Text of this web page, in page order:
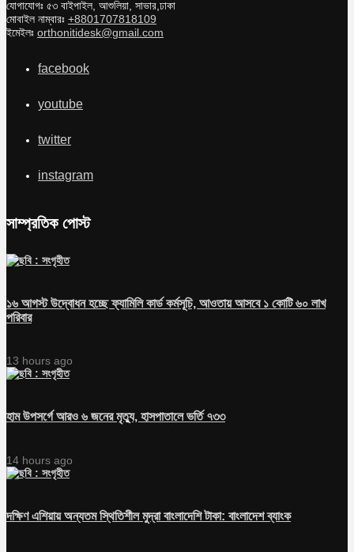
যোগাযোগঃ ৫৩ বাইপাইল, আশুলিয়া, সাভার,ঢাকা
মোবাইল নাম্বারঃ +8801707818109
ইমেইলঃ orthonitidesk@gmail.com
facebook
youtube
twitter
instagram
সাম্প্রতিক পোস্ট
১৬ আগস্ট উদ্বোধন হচ্ছে ফ্যামিলি কার্ড কর্মসূচি, আওতায় আসবে ১ কোটি ৬০ লাখ
পরিবার
13 hours ago
হাম উপসর্গে আরও ৬ জনের মৃত্যু, হাসপাতালে ভর্তি ৭৩৩
14 hours ago
দক্ষিণ এশিয়ায় অন্যতম স্থিতিশীল মুদ্রা বাংলাদেশি টাকা: বাংলাদেশ ব্যাংক